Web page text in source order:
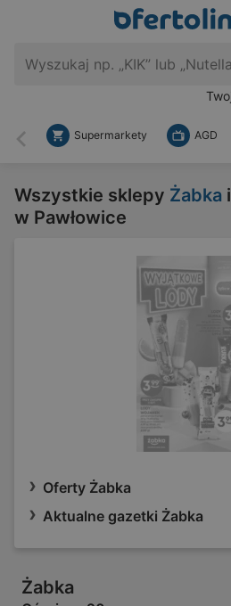
Wstecz
Supermarkety AGD
Wszystkie sklepy Żabka
w Pawłowice
Oferty Żabka
Aktualne gazetki Żabka
Żabka